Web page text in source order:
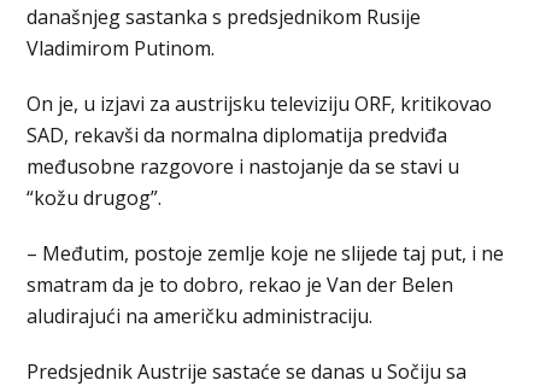
današnjeg sastanka s predsjednikom Rusije
Vladimirom Putinom.
On je, u izjavi za austrijsku televiziju ORF, kritikovao
SAD, rekavši da normalna diplomatija predviđa
međusobne razgovore i nastojanje da se stavi u
“kožu drugog”.
– Međutim, postoje zemlje koje ne slijede taj put, i ne
smatram da je to dobro, rekao je Van der Belen
aludirajući na američku administraciju.
Predsjednik Austrije sastaće se danas u Sočiju sa